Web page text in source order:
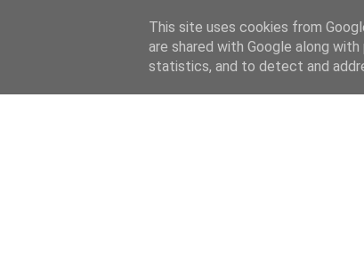
STRONA GŁÓWNA WSPÓŁPRACA RECENZJE
This site uses cookies from
are shared with Google along
statistics, and to detect and